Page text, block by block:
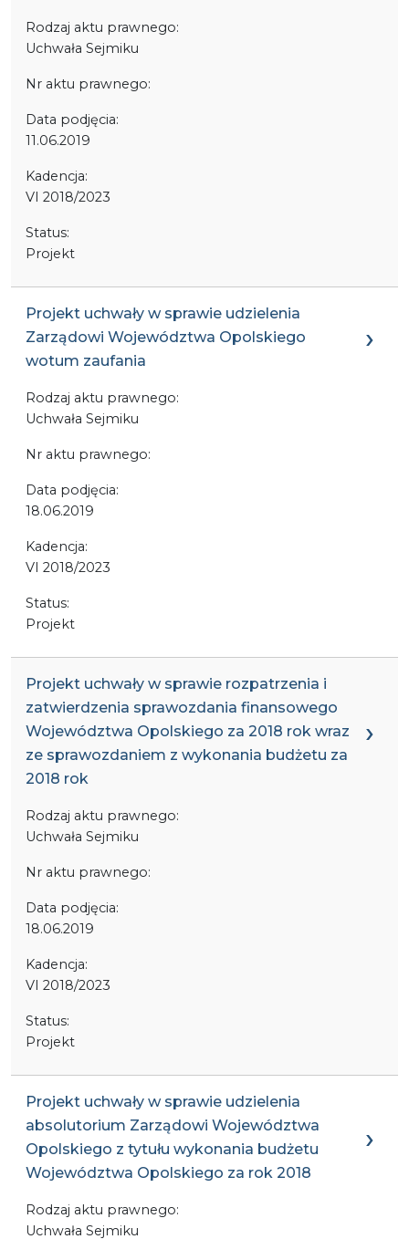
Rodzaj aktu prawnego:
Uchwała Sejmiku
Nr aktu prawnego:
Data podjęcia:
11.06.2019
Kadencja:
VI 2018/2023
Status:
Projekt
Projekt uchwały w sprawie udzielenia
Zarządowi Województwa Opolskiego
wotum zaufania
Rodzaj aktu prawnego:
Uchwała Sejmiku
Nr aktu prawnego:
Data podjęcia:
18.06.2019
Kadencja:
VI 2018/2023
Status:
Projekt
Projekt uchwały w sprawie rozpatrzenia i
zatwierdzenia sprawozdania finansowego
Województwa Opolskiego za 2018 rok wraz
ze sprawozdaniem z wykonania budżetu za
2018 rok
Rodzaj aktu prawnego:
Uchwała Sejmiku
Nr aktu prawnego:
Data podjęcia:
18.06.2019
Kadencja:
VI 2018/2023
Status:
Projekt
Projekt uchwały w sprawie udzielenia
absolutorium Zarządowi Województwa
Opolskiego z tytułu wykonania budżetu
Województwa Opolskiego za rok 2018
Rodzaj aktu prawnego:
Uchwała Sejmiku